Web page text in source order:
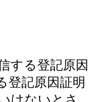
する登記原因
登記原因証明
けないとさ